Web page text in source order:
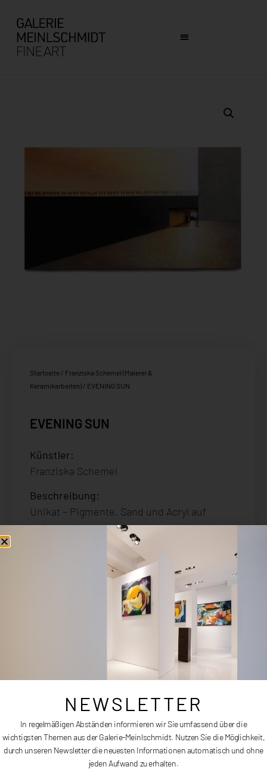
Startseite / Franziska Schemel (Malerei &
Keramikarbeiten) / EVENING SUN
EVENING SUN
Künstler:
Franziska Schemel
Beschreibung:
Unikat – Pigmente, Sand und Acryl auf
Leinwand
und Fotografie auf Plexiglas,
signiert und datiert
auf Anfrage
EVENING SUN
NEWSLETTER
In regelmäßigen Abständen informieren wir Sie umfassend über die
wichtigsten Themen aus der Galerie-Meinlschmidt. Nutzen Sie die Möglichkeit,
durch unseren Newsletter die neuesten Informationen automatisch und ohne
jeden Aufwand zu erhalten.